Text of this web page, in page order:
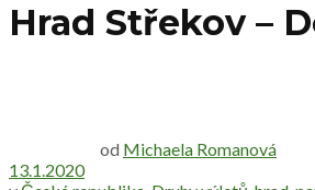
Hrad Střekov –
od Michaela Romanová
13.1.2020